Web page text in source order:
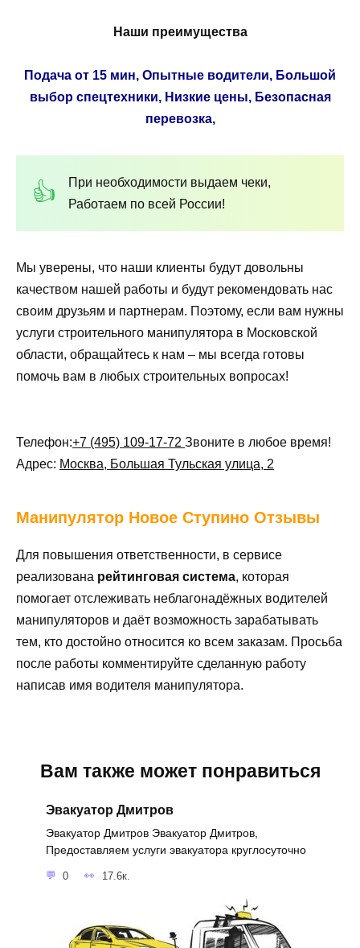
Наши преимущества
Подача от 15 мин, Опытные водители, Большой
выбор спецтехники, Низкие цены, Безопасная
перевозка,
При необходимости выдаем чеки,
Работаем по всей России!
Мы уверены, что наши клиенты будут довольны
качеством нашей работы и будут рекомендовать нас
своим друзьям и партнерам. Поэтому, если вам нужны
услуги строительного манипулятора в Московской
области, обращайтесь к нам – мы всегда готовы
помочь вам в любых строительных вопросах!
Телефон:+7 (495) 109-17-72 Звоните в любое время!
Адрес: Москва, Большая Тульская улица, 2
Манипулятор Новое Ступино Отзывы
Для повышения ответственности, в сервисе
реализована рейтинговая система, которая
помогает отслеживать неблагонадёжных водителей
манипуляторов и даёт возможность зарабатывать
тем, кто достойно относится ко всем заказам. Просьба
после работы комментируйте сделанную работу
написав имя водителя манипулятора.
Вам также может понравиться
Эвакуатор Дмитров
Эвакуатор Дмитров Эвакуатор Дмитров,
Предоставляем услуги эвакуатора круглосуточно
0 17.6к.